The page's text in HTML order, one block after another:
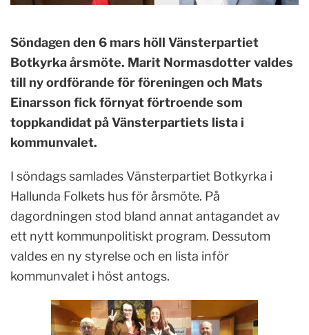
Söndagen den 6 mars höll Vänsterpartiet
Botkyrka årsmöte. Marit Normasdotter valdes
till ny ordförande för föreningen och Mats
Einarsson fick förnyat förtroende som
toppkandidat på Vänsterpartiets lista i
kommunvalet.
I söndags samlades Vänsterpartiet Botkyrka i
Hallunda Folkets hus för årsmöte. På
dagordningen stod bland annat antagandet av
ett nytt kommunpolitiskt program. Dessutom
valdes en ny styrelse och en lista inför
kommunvalet i höst antogs.